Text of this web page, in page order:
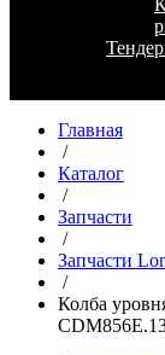
Главная
/
Каталог
/
Запчасти
/
Запчасти
/
Колба